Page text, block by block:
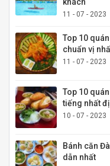
11 - 07 - 2023
Top 10
chuẩn vị
11 - 07 - 2023
Top 10
tiếng nhất
10 - 07 - 2023
Bánh căn
dẫn nhất